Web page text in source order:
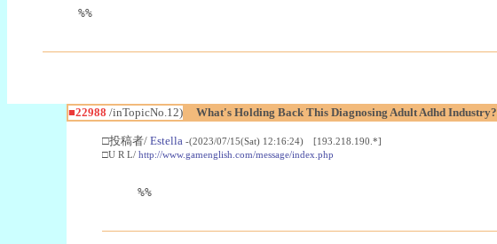
%%
■22988 /inTopicNo.12) What's Holding Back This Diagnosing Adult Adhd Industry?
□投稿者/ Estella -(2023/07/15(Sat) 12:16:24) [193.218.190.*]
□U R L/ http://www.gamenglish.com/message/index.php
%%